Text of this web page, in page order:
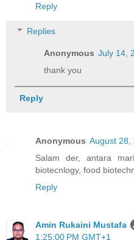
Reply
Replies
Anonymous July 14,
thank you
Reply
Anonymous August 28,
Salam der, antara
biotecnlogy, food
Reply
Amin Rukaini Mustafa
1:25:00 PM GMT+1